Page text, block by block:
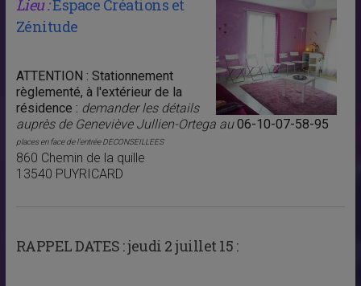
Lieu :Espace Créations et
Zénitude
ATTENTION : Stationnement
règlementé, à l'extérieur de la
résidence : demander les détails
auprès de Geneviève Jullien-Ortega au06-10-07-58-95
places en face de l'entrée DECONSEILLEES
860 Chemin de la quille
13540 PUYRICARD
RAPPEL DATES :jeudi 2 juillet 15 :